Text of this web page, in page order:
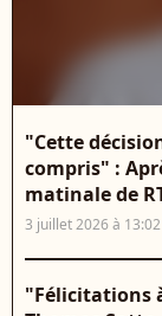
"Cette
compris" :
matinale de
3 juillet 2026 à 13:02
"Félicitations